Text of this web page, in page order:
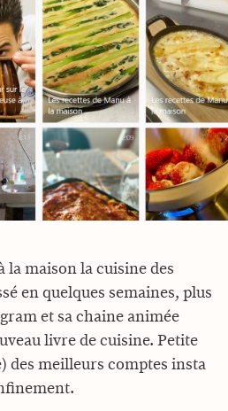
la maison la cuisine des
en quelques semaines, plus
et sa chaine animée
livre de cuisine. Petite
des meilleurs comptes insta